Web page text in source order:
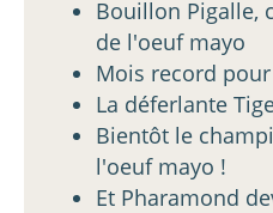
Bouillon Pigalle,
de l'oeuf mayo
Mois record
La déferlante
Bientôt le
l'oeuf mayo !
Et Pharamond